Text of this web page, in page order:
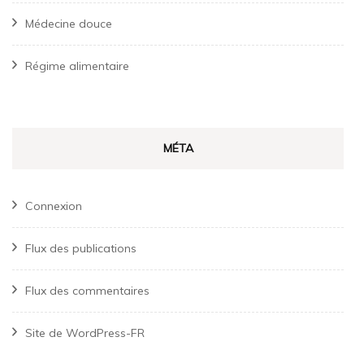
Médecine douce
Régime alimentaire
MÉTA
Connexion
Flux des publications
Flux des commentaires
Site de WordPress-FR